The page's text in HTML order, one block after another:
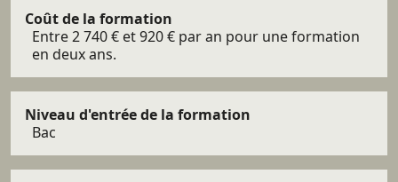
Coût de la formation
Entre 2 740 € et 920 € par an pour une formation
en deux ans.
Niveau d'entrée de la formation
Bac